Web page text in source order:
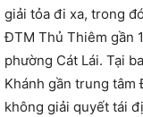
giải tỏa đi xa, trong
ĐTM Thủ Thiêm gần
phường Cát Lái. Tại
Khánh gần trung tâm
không giải quyết tái